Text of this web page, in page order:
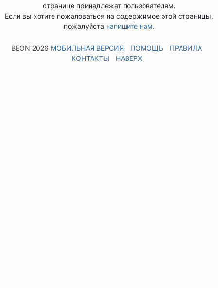
странице принадлежат пользователям.
Если вы хотите пожаловаться на содержимое этой страницы,
пожалуйста напишите нам.
BEON 2026 МОБИЛЬНАЯ ВЕРСИЯ ПОМОЩЬ
ПРАВИЛА
КОНТАКТЫ
НАВЕРХ